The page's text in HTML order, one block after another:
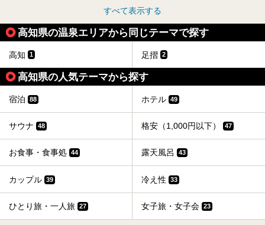
すべて表示する
高知県の温泉エリアから同じテーマで探す
高知 1 足摺 2
高知県の人気テーマから探す
宿泊 88 ホテル 49
サウナ 48 格安（1,000円以下） 47
お食事・食事処 44 露天風呂 43
カップル 39 冷え性 33
ひとり旅・一人旅 27 女子旅・女子会 23